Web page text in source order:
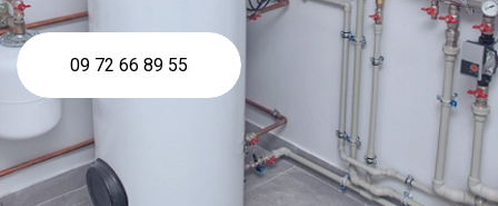
09 72 66 89 55